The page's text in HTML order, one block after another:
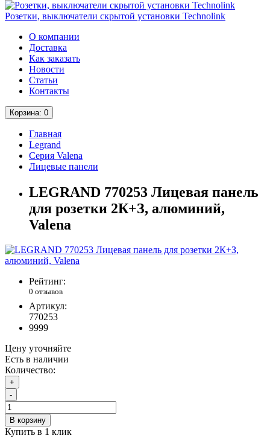
Розетки, выключатели скрытой установки Technolink
О компании
Доставка
Как заказать
Новости
Статьи
Контакты
Корзина: 0
Главная
Legrand
Серия Valena
Лицевые панели
LEGRAND 770253 Лицевая панель
для розетки 2К+З, алюминий,
Valena
Рейтинг:
0 отзывов
Артикул:
770253
9999
Цену уточняйте
Есть в наличии
Количество:
+
-
В корзину
Купить в 1 клик